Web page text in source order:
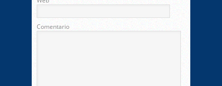
Comentario